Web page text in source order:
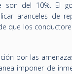
son del 10%. El
aranceles de
que los
por las
imponer de